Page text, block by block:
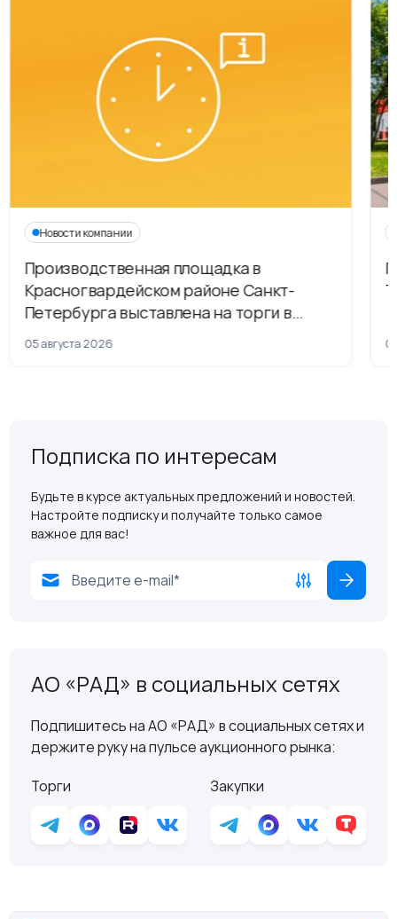
Новости компании
Производственная площадка в
Красногвардейском районе Санкт-
Петербурга выставлена на торги в
рамках приватизации
05 августа 2026
Подписка по интересам
Будьте в курсе актуальных предложений и новостей.
Настройте подписку и получайте только самое
важное для вас!
АО «РАД» в социальных сетях
Подпишитесь на АО «РАД» в социальных сетях и
держите руку на пульсе аукционного рынка:
Торги
Закупки